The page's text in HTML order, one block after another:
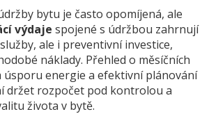
bytu je často opomíjená, ale
výdaje spojené s údržbou zahrnují
ale i preventivní investice,
náklady. Přehled o měsíčních
úsporu energie a efektivní plánování
držet rozpočet pod kontrolou a
života v bytě.